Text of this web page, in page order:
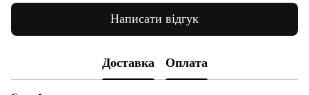
Написати відгук
Доставка Оплата